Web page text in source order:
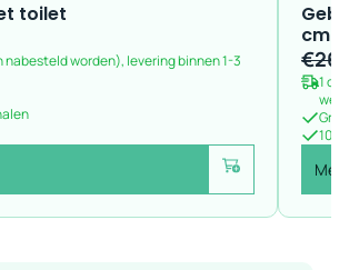
toilet
nabesteld worden), levering binnen 1-3
Voeg toe
cm
€
1 op